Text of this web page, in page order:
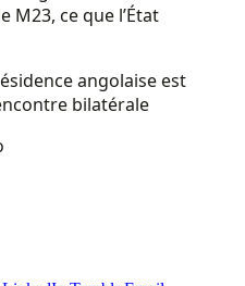
M23, ce que l’État
angolaise est
bilatérale